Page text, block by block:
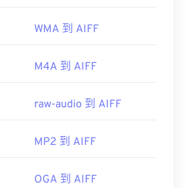
WMA 到 AIFF
M4A 到 AIFF
raw-audio 到 AIFF
MP2 到 AIFF
OGA 到 AIFF